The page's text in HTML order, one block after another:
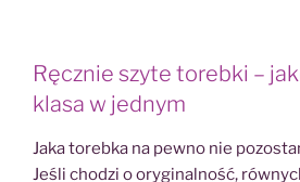
Ręcznie szyte torebki –
klasa w jednym
Jaka torebka na pewno nie
Jeśli chodzi o oryginalność,